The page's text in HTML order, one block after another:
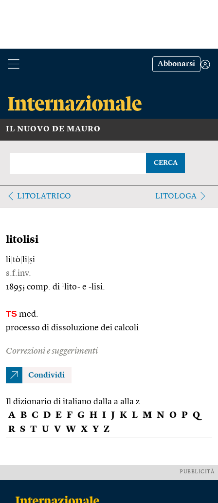
Abbonarsi
IL NUOVO DE MAURO
CERCA
LITOLATRICO LITOLOGA
litolisi
li tò li ṣi
s.f.inv.
1895; comp. di 1lito- e -lisi.
TS med.
processo di dissoluzione dei calcoli
Correzioni e suggerimenti
Condividi
Il dizionario di italiano dalla a alla z
A B C D E F G H I J K L M N O P Q
R S T U V W X Y Z
PUBBLICITÀ